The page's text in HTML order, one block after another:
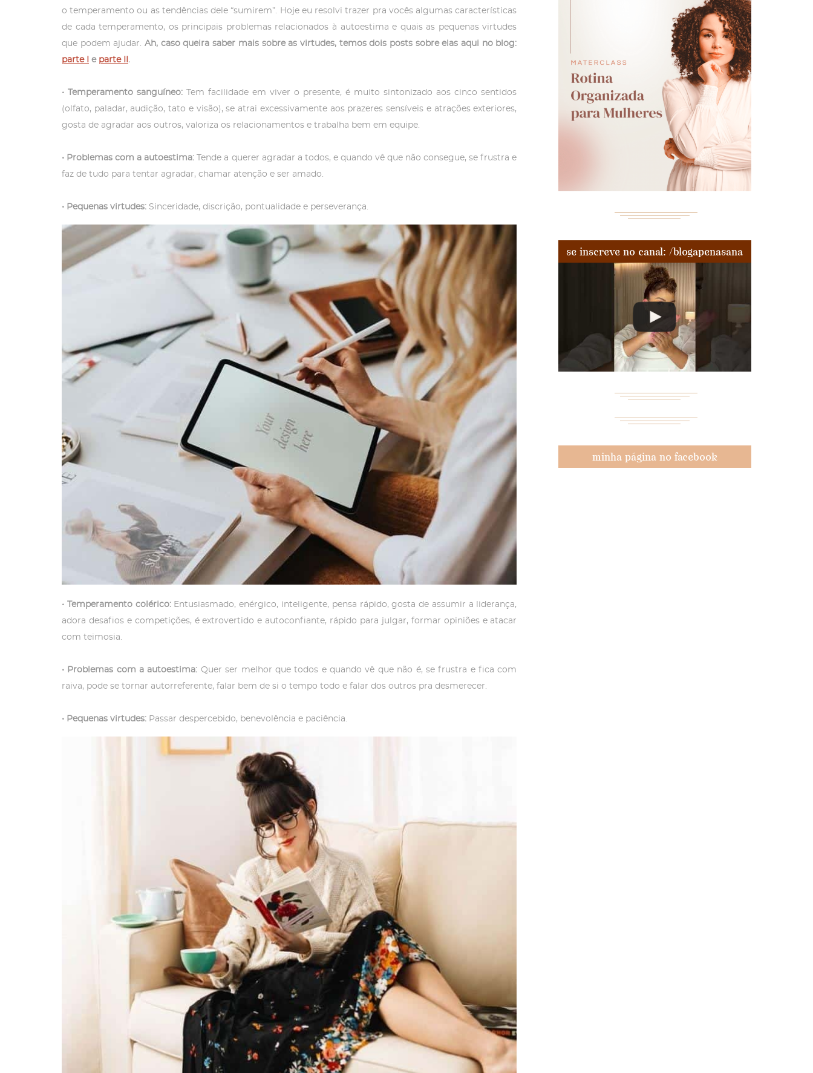
o temperamento ou as tendências dele “sumirem”. Hoje eu resolvi trazer pra vocês algumas características
de cada temperamento, os principais problemas relacionados à autoestima e quais as pequenas virtudes
que podem ajudar.Ah, caso queira saber mais sobre as virtudes, temos dois posts sobre elas aqui no blog:
parte I
e parte II .
• Temperamento sanguíneo: Tem facilidade em viver o presente, é muito sintonizado aos cinco sentidos
(olfato, paladar, audição, tato e visão), se atrai excessivamente aos prazeres sensíveis e atrações exteriores,
gosta de agradar aos outros, valoriza os relacionamentos e trabalha bem em equipe.
• Problemas com a autoestima: Tende a querer agradar a todos, e quando vê que não consegue, se frustra e
faz de tudo para tentar agradar, chamar atenção e ser amado.
• Pequenas virtudes: Sinceridade, discrição, pontualidade e perseverança.
• Temperamento colérico:Entusiasmado, enérgico, inteligente, pensa rápido, gosta de assumir a liderança,
adora desafios e competições, é extrovertido e autoconfiante, rápido para julgar, formar opiniões e atacar
com teimosia.
• Problemas com a autoestima: Quer ser melhor que todos e quando vê que não é, se frustra e fica com
raiva, pode se tornar autorreferente, falar bem de si o tempo todo e falar dos outros pra desmerecer.
• Pequenas virtudes: Passar despercebido, benevolência e paciência.
se inscreve no canal: /blogapenasana
minha página no facebook